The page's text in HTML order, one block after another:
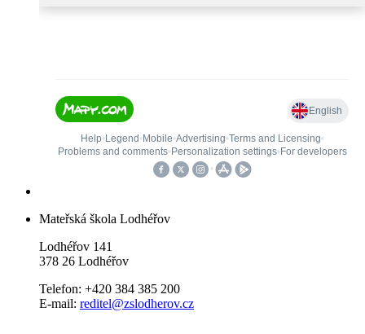
Mateřská škola Lodhéřov
Lodhéřov 141
378 26 Lodhéřov
Telefon: +420 384 385 200
E-mail: reditel@zslodherov.cz